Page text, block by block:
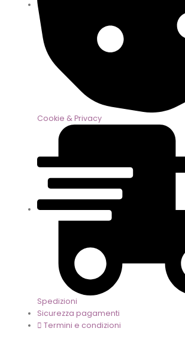
Cookie & Privacy
Spedizioni
Sicurezza pagamenti
Termini e condizioni